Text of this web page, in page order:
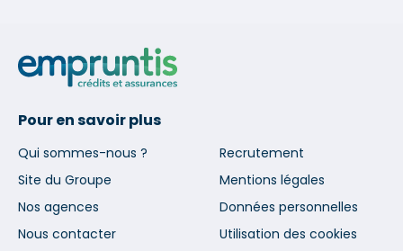
Pour en savoir plus
Qui sommes-nous ?
Site du Groupe
Nos agences
Nous contacter
Recrutement
Mentions légales
Données personnelles
Utilisation des cookies